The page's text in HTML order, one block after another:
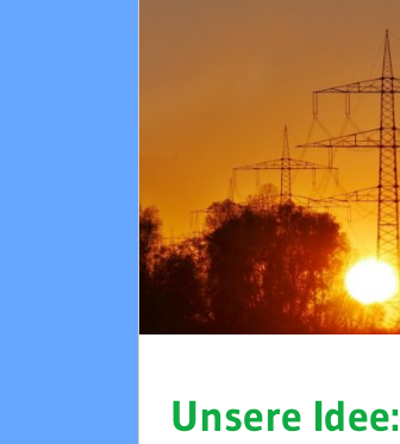
Unsere Idee: